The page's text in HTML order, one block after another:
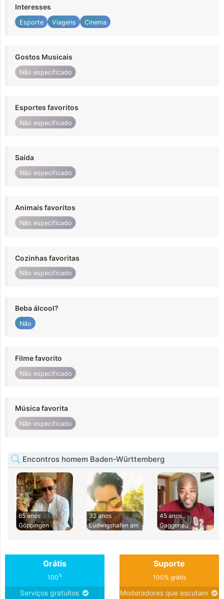
Interesses
Esporte Viagens Cinema
Gostos Musicais
Não especificado
Esportes favoritos
Não especificado
Saída
Não especificado
Animais favoritos
Não especificado
Cozinhas favoritas
Não especificado
Beba álcool?
Não
Filme favorito
Não especificado
Música favorita
Não especificado
Encontros homem Baden-Württemberg
65 anos
Göppingen
32 anos
Ludwigshafen am
45 anos
Gaggenau
Grátis
100%
Serviços gratuitos
Suporte
100% grátis
Moderadores que escutam